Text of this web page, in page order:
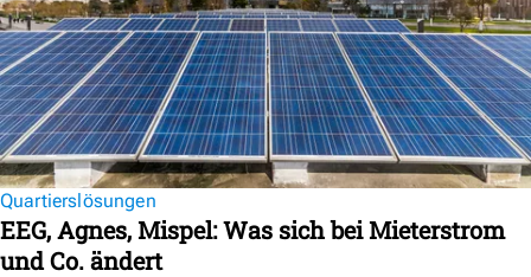
Quartierslösungen
EEG, Agnes, Mispel: Was sich bei Mieterstrom
und Co. ändert